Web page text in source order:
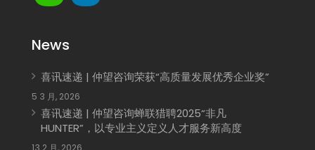
News
喜讯速递 | 仲望咨询荣获“高质量发展优秀企业奖”
5 3 月, 2026
喜讯速递 | 仲望咨询蝉联猎聘2025“非凡
HUNTER”，以专业主义定义人才服务新高度
13 2 月, 2026